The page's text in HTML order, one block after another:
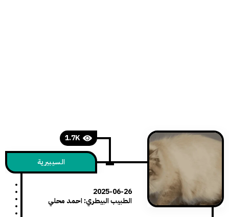
1.7K
السيبيرية
2025-06-26
الطبيب البيطري: احمد محلي